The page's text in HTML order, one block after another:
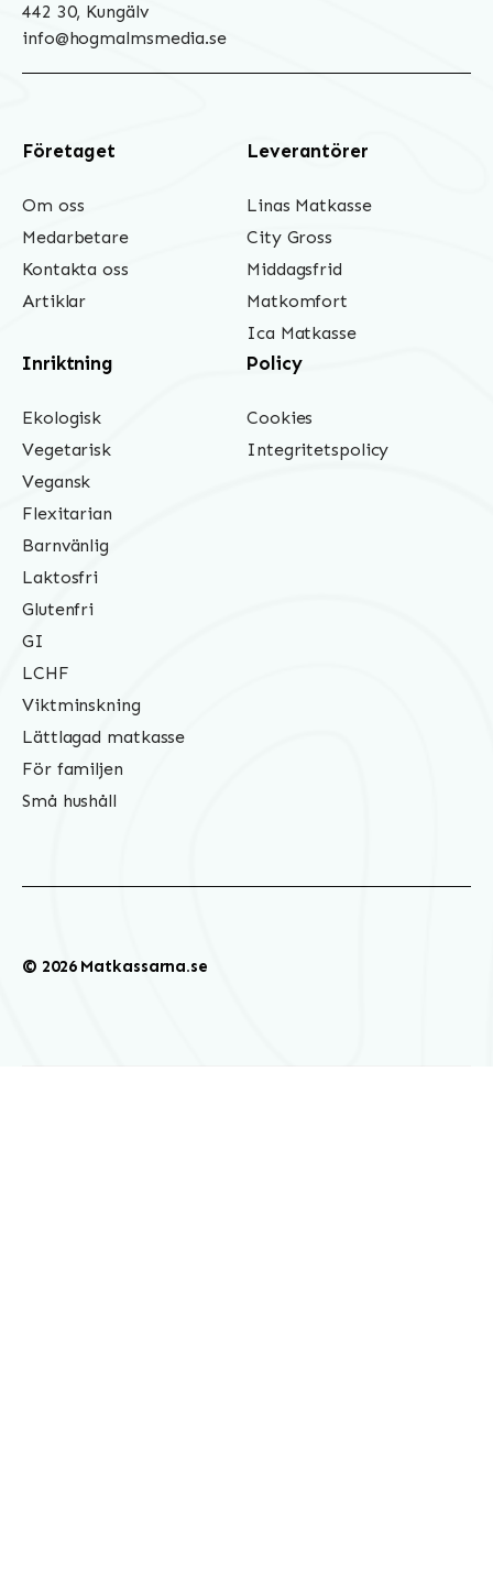
442 30, Kungälv
info@hogmalmsmedia.se
Företaget
Om oss
Medarbetare
Kontakta oss
Artiklar
Leverantörer
Linas Matkasse
City Gross
Middagsfrid
Matkomfort
Ica Matkasse
Inriktning
Ekologisk
Vegetarisk
Vegansk
Flexitarian
Barnvänlig
Laktosfri
Glutenfri
GI
LCHF
Viktminskning
Lättlagad matkasse
För familjen
Små hushåll
Policy
Cookies
Integritetspolicy
© 2026 Matkassarna.se